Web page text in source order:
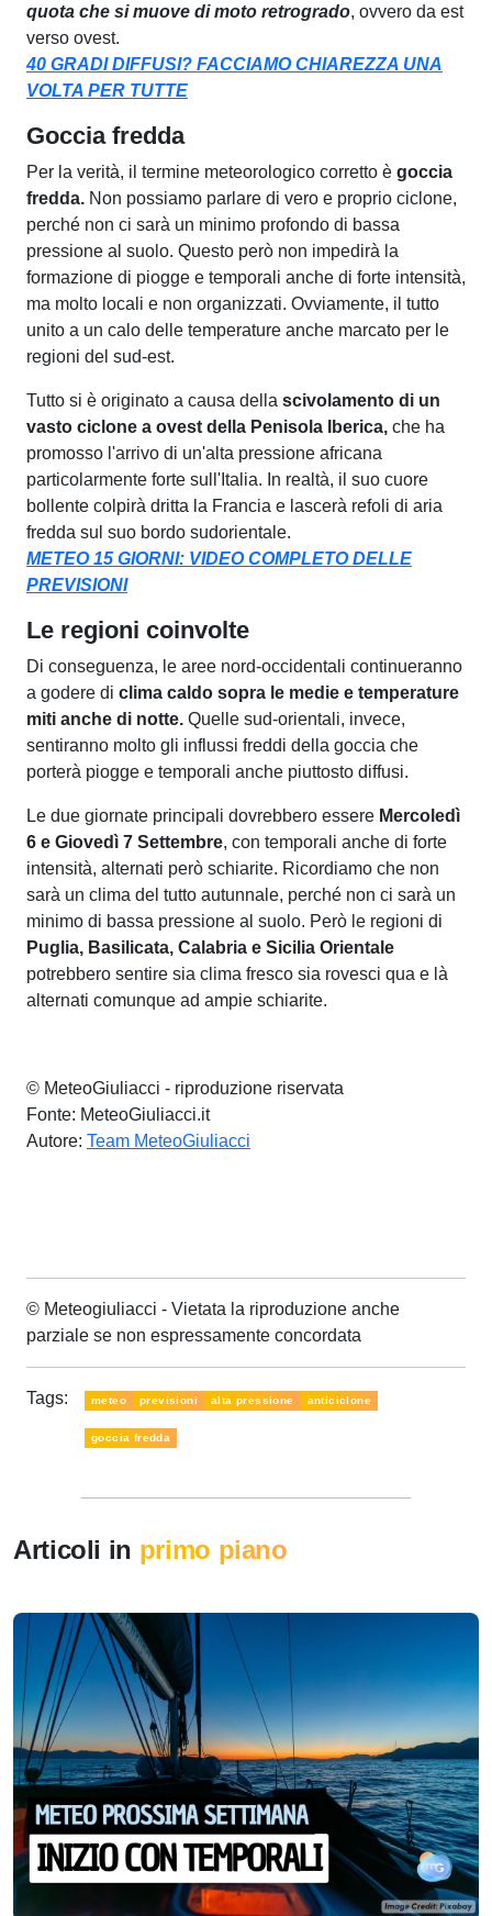
quota che si muove di moto retrogrado, ovvero da est
verso ovest.
40 GRADI DIFFUSI? FACCIAMO CHIAREZZA UNA
VOLTA PER TUTTE
Goccia fredda
Per la verità, il termine meteorologico corretto è goccia
fredda. Non possiamo parlare di vero e proprio ciclone,
perché non ci sarà un minimo profondo di bassa
pressione al suolo. Questo però non impedirà la
formazione di piogge e temporali anche di forte intensità,
ma molto locali e non organizzati. Ovviamente, il tutto
unito a un calo delle temperature anche marcato per le
regioni del sud-est.
Tutto si è originato a causa della scivolamento di un
vasto ciclone a ovest della Penisola Iberica, che ha
promosso l'arrivo di un'alta pressione africana
particolarmente forte sull'Italia. In realtà, il suo cuore
bollente colpirà dritta la Francia e lascerà refoli di aria
fredda sul suo bordo sudorientale.
METEO 15 GIORNI: VIDEO COMPLETO DELLE
PREVISIONI
Le regioni coinvolte
Di conseguenza, le aree nord-occidentali continueranno
a godere di clima caldo sopra le medie e temperature
miti anche di notte. Quelle sud-orientali, invece,
sentiranno molto gli influssi freddi della goccia che
porterà piogge e temporali anche piuttosto diffusi.
Le due giornate principali dovrebbero essere Mercoledì
6 e Giovedì 7 Settembre, con temporali anche di forte
intensità, alternati però schiarite. Ricordiamo che non
sarà un clima del tutto autunnale, perché non ci sarà un
minimo di bassa pressione al suolo. Però le regioni di
Puglia, Basilicata, Calabria e Sicilia Orientale
potrebbero sentire sia clima fresco sia rovesci qua e là
alternati comunque ad ampie schiarite.
© MeteoGiuliacci - riproduzione riservata
Fonte: MeteoGiuliacci.it
Autore: Team MeteoGiuliacci
© Meteogiuliacci - Vietata la riproduzione anche
parziale se non espressamente concordata
Tags: meteo previsioni alta pressione anticiclone
goccia fredda
Articoli in primo piano